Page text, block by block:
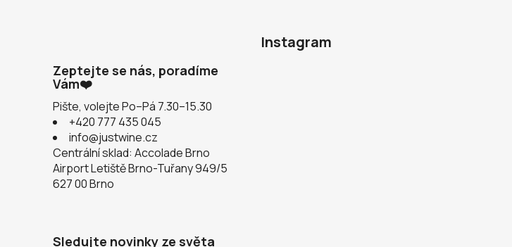
Zeptejte se nás, poradíme
Vám❤️
Pište, volejte Po–Pá 7.30–15.30
+420 777 435 045
info@justwine.cz
Centrální sklad: Accolade Brno
Airport Letiště Brno-Tuřany 949/5
627 00 Brno
Sledujte novinky ze světa
Instagram